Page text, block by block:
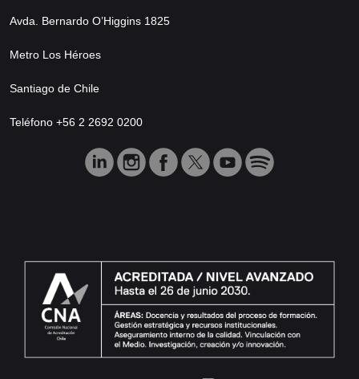
Avda. Bernardo O’Higgins 1825
Metro Los Héroes
Santiago de Chile
Teléfono +56 2 2692 0200